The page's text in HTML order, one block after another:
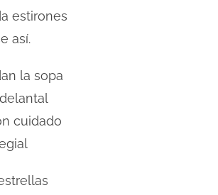
estirones
así.
la sopa
cuidado